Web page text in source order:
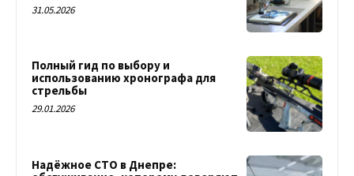
31.05.2026
Полный гид по выбору и
использованию хронографа для
стрельбы
29.01.2026
Надёжное СТО в Днепре: